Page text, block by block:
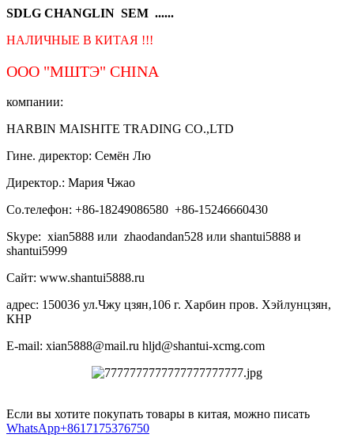
SDLG CHANGLIN SEM ......
НАЛИЧНЫЕ В КИТАЯ !!!
ООО "МШТЭ" CHINA
компании:
HARBIN MAISHITE TRADING CO.,LTD
Гине. директор: Семён Лю
Директор.: Мария Чжао
Со.телефон: +86-18249086580 +86-15246660430
Skype: xian5888 или zhaodandan528 или shantui5888 и
shantui5999
Сайт: www.shantui5888.ru
адрес: 150036 ул.Чжу цзян,106 г. Харбин пров. Хэйлунцзян,
КНР
E-mail: xian5888@mail.ru hljd@shantui-xcmg.com
Если вы хотите покупать товары в китая, можно писать
WhatsApp+8617175376750